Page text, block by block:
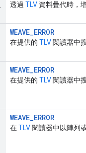
透過 TLV 資料疊代時，
WEAVE_ERROR
在提供的 TLV 閱讀器中
WEAVE_ERROR
在提供的 TLV 閱讀器中
WEAVE_ERROR
在TLV 閱讀器中以陣列